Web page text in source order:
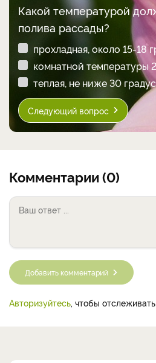
Какой температурой
полива рассады?
прохладная, около 15-18
комнатной температуры
теплая, не ниже 30
Следующий вопрос
Комментарии (0)
Добавить комментарий
Авторизуйтесь , чтобы